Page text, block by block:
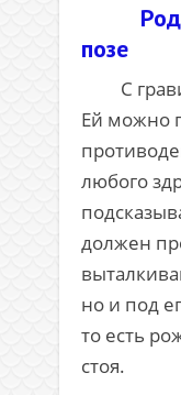
Роды
позе
С
Ей можно
любого
должен
но и под
то есть
стоя.